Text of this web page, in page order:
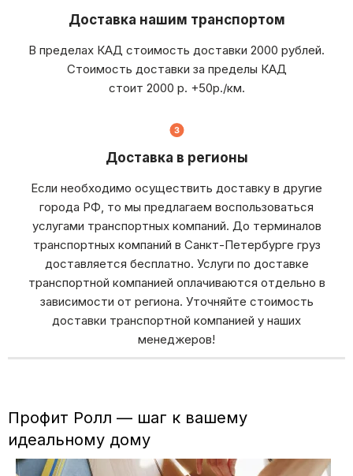
Доставка нашим транспортом
В пределах КАД стоимость доставки 2000 рублей.
Стоимость доставки за пределы КАД
стоит 2000 р. +50р./км.
Доставка в регионы
Если необходимо осуществить доставку в другие
города РФ, то мы предлагаем воспользоваться
услугами транспортных компаний. До терминалов
транспортных компаний в Санкт-Петербурге груз
доставляется бесплатно. Услуги по доставке
транспортной компанией оплачиваются отдельно в
зависимости от региона. Уточняйте стоимость
доставки транспортной компанией у наших
менеджеров!
Профит Ролл — шаг к вашему
идеальному дому